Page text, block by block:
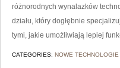
różnorodnych wynalazków
działu, który dogłębnie
tymi, jakie umożliwiają lepiej
CATEGORIES: NOWE TECHNOLOGIE